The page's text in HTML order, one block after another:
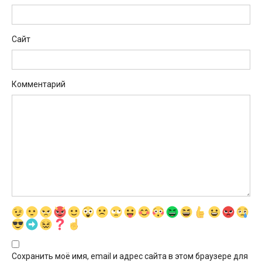
Сайт
Комментарий
Сохранить моё имя, email и адрес сайта в этом браузере для